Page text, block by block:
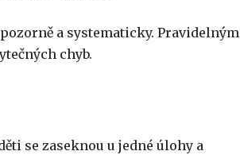
a systematicky. Pravidelným
chyb.
se zaseknou u jedné úlohy a